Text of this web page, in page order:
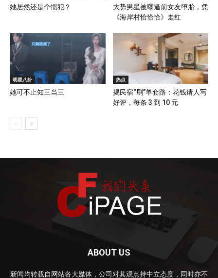
她居然还是个惯犯？
大势男星被曝逼前女友堕胎，凭
《海岸村恰恰恰》走红
明星八卦
她可不止知三当三
热点
揭民宿“刷”单套路：花钱请人写
好评，每条 3 到 10 元
ABOUT US
新闻均转载自网站各大媒体，公司对其观点持中立态度，同时亦不